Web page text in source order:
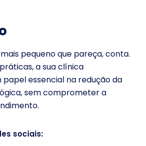
pequeno que pareça, conta.
a sua clínica
essencial na redução da
sem comprometer a
sociais: